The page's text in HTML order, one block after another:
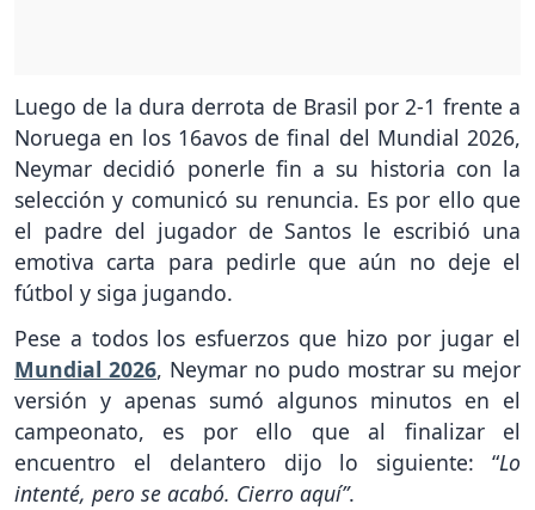
Luego de la dura derrota de Brasil por 2-1 frente a
Noruega en los 16avos de final del Mundial 2026,
Neymar decidió ponerle fin a su historia con la
selección y comunicó su renuncia. Es por ello que
el padre del jugador de Santos le escribió una
emotiva carta para pedirle que aún no deje el
fútbol y siga jugando.
Pese a todos los esfuerzos que hizo por jugar el
Mundial 2026, Neymar no pudo mostrar su mejor
versión y apenas sumó algunos minutos en el
campeonato, es por ello que al finalizar el
encuentro el delantero dijo lo siguiente: “Lo
intenté, pero se acabó. Cierro aquí”.